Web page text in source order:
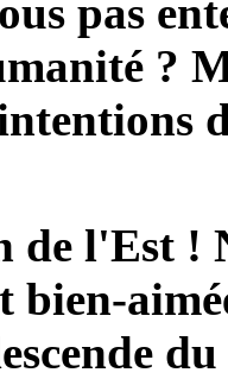
pas
?
de l'Est !
bien-